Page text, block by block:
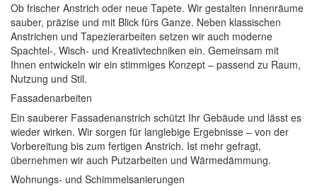
Ob frischer Anstrich oder neue Tapete. Wir gestalten Innenräume
sauber, präzise und mit Blick fürs Ganze. Neben klassischen
Anstrichen und Tapezierarbeiten setzen wir auch moderne
Spachtel-, Wisch- und Kreativtechniken ein. Gemeinsam mit
Ihnen entwickeln wir ein stimmiges Konzept – passend zu Raum,
Nutzung und Stil.
Fassadenarbeiten
Ein sauberer Fassadenanstrich schützt Ihr Gebäude und lässt es
wieder wirken. Wir sorgen für langlebige Ergebnisse – von der
Vorbereitung bis zum fertigen Anstrich. Ist mehr gefragt,
übernehmen wir auch Putzarbeiten und Wärmedämmung.
Wohnungs- und Schimmelsanierungen